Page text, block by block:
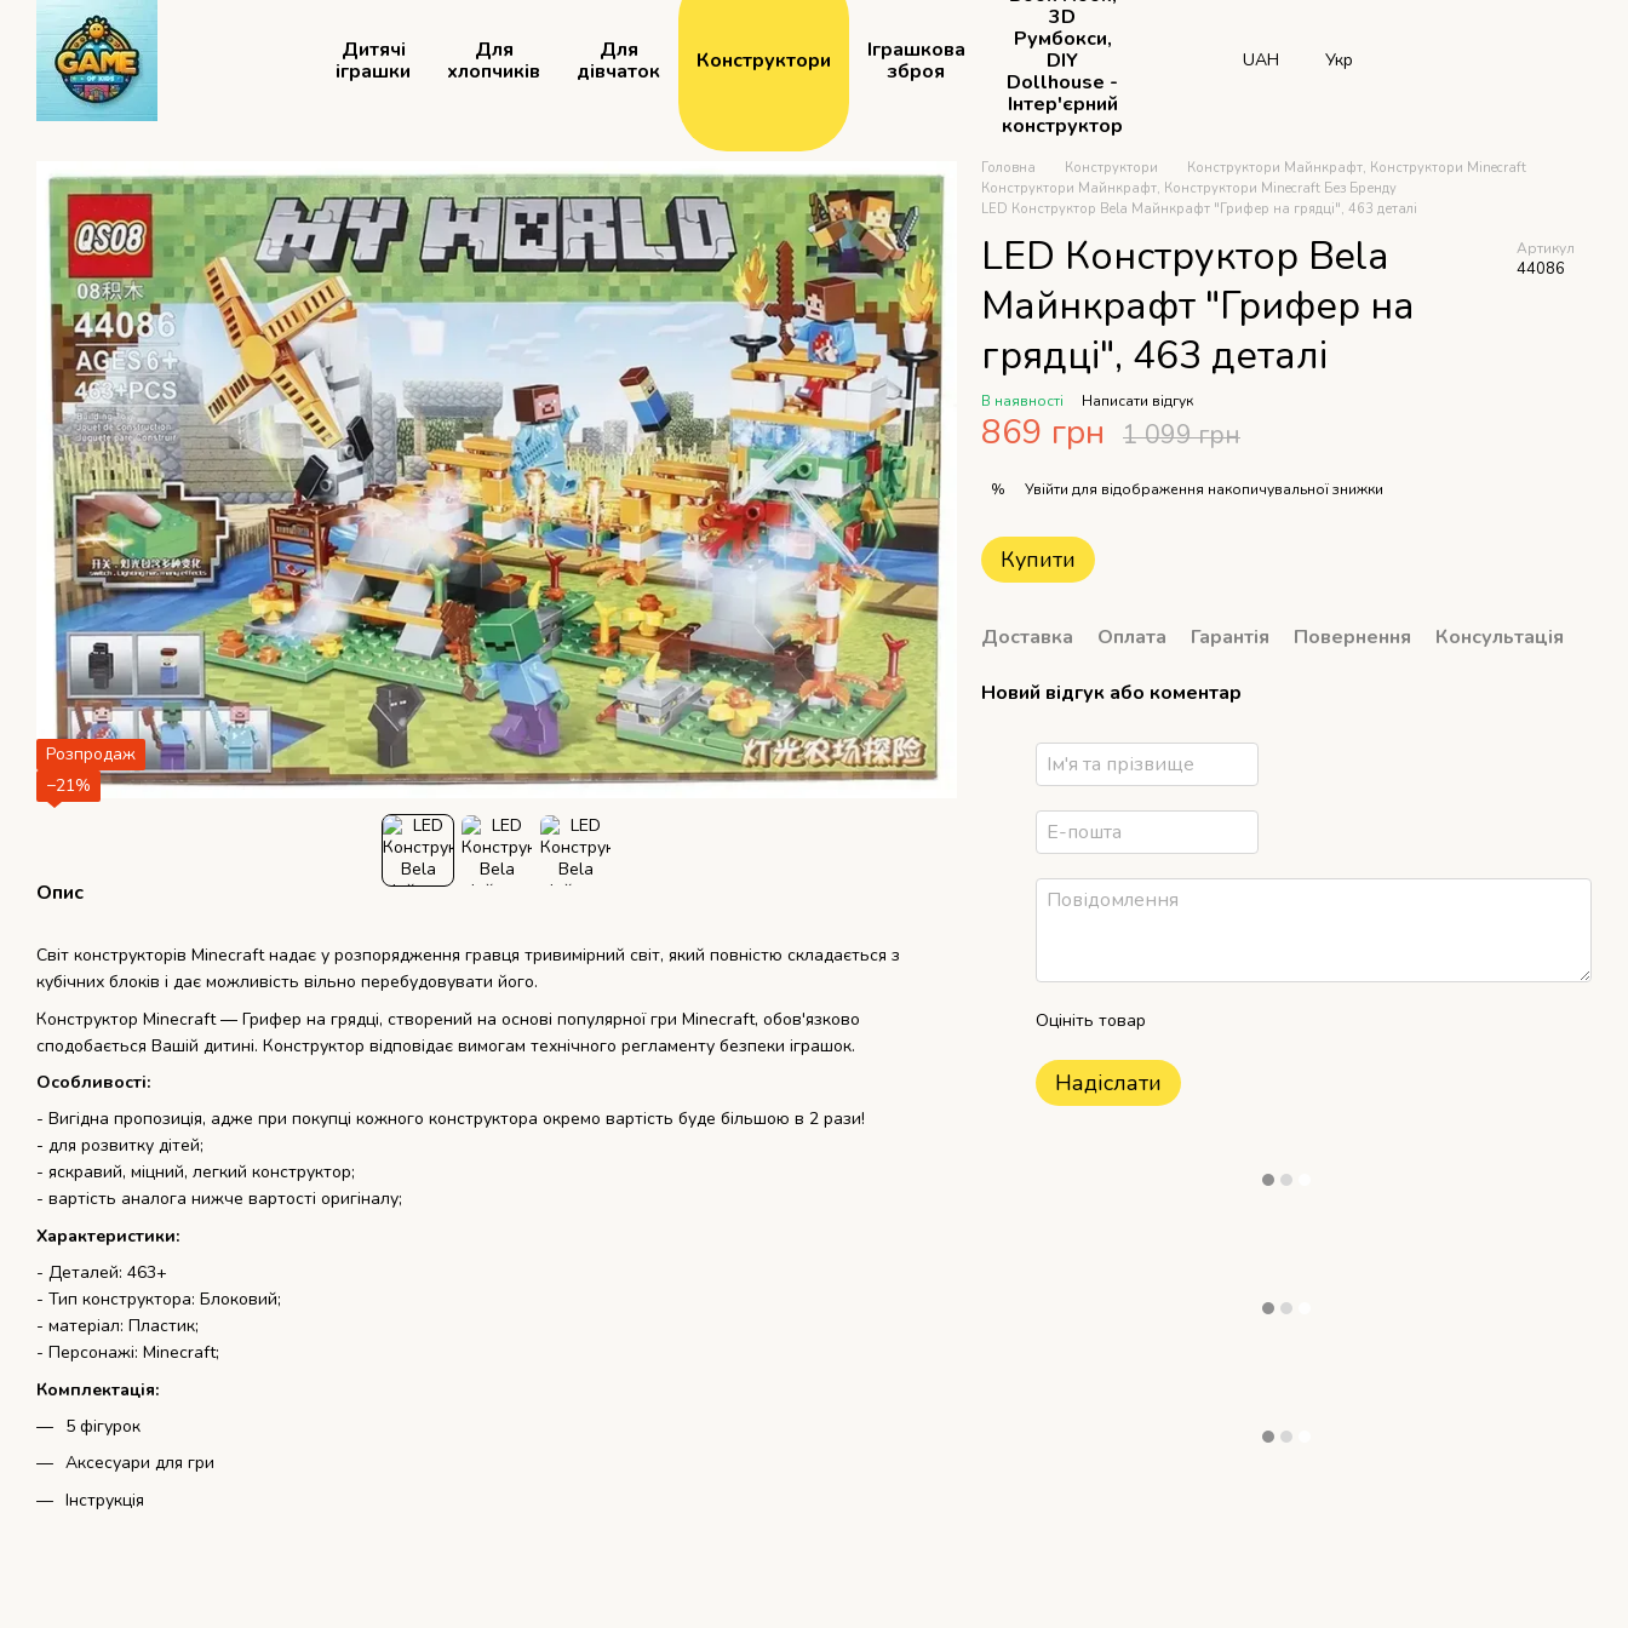
Перейти до основного контенту
Дитячі
іграшки
Для
хлопчиків
Для
дівчаток
Конструктори
Іграшкова
зброя
3D
Румбокси,
DIY
Dollhouse -
Інтер'єрний
конструктор
UAH Укр
Розпродаж
−21%
Опис
Світ конструкторів Minecraft надає у розпорядження гравця тривимірний світ, який повністю складається з
кубічних блоків і дає можливість вільно перебудовувати його.
Конструктор Minecraft ― Грифер на грядці, створений на основі популярної гри Minecraft, обов'язково
сподобається Вашій дитині. Конструктор відповідає вимогам технічного регламенту безпеки іграшок.
Особливості:
- Вигідна пропозиція, адже при покупці кожного конструктора окремо вартість буде більшою в 2 рази!
- для розвитку дітей;
- яскравий, міцний, легкий конструктор;
- вартість аналога нижче вартості оригіналу;
Характеристики:
- Деталей: 463+
- Тип конструктора: Блоковий;
- матеріал: Пластик;
- Персонажі: Minecraft;
Комплектація:
5 фігурок
Аксесуари для гри
Інструкція
Головна Конструктори
Конструктори Майнкрафт, Конструктори Minecraft
Конструктори Майнкрафт, Конструктори Minecraft Без Бренду
LED Конструктор Bela Майнкрафт "Грифер на грядці", 463 деталі
LED Конструктор Bela
Майнкрафт "Грифер на
грядці", 463 деталі
Артикул
44086
В наявності Написати відгук
869 грн 1 099 грн
% Увійти для відображення накопичувальної знижки
Купити
Доставка Оплата Гарантія Повернення Консультація
Новий відгук або коментар
Оцініть товар
Надіслати